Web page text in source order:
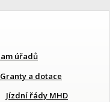
úřadů
Granty a dotace
Jízdní řády MHD